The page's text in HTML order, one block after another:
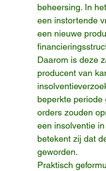
beheersing. In
een instortende
een nieuwe
Daarom is deze
producent van
beperkte
orders zouden
een insolventie
betekent zij dat
geworden.
Praktisch